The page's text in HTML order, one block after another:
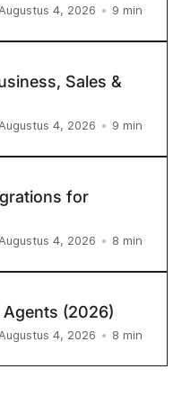
4, 2026 • 9 min
Sales &
4, 2026 • 9 min
for
4, 2026 • 8 min
Agents (2026)
4, 2026 • 8 min